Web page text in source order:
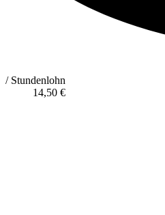
/ Stundenlohn
14,50 €